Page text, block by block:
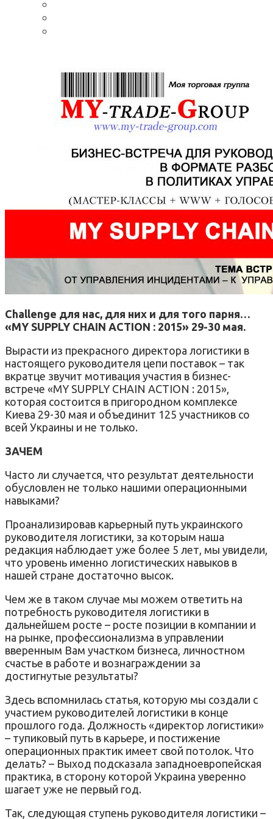
Challenge для нас, для них и для того парня…
«MY SUPPLY CHAIN ACTION : 2015» 29-30 мая.
Вырасти из прекрасного директора логистики в
настоящего руководителя цепи поставок – так
вкратце звучит мотивация участия в бизнес-
встрече «MY SUPPLY CHAIN ACTION : 2015»,
которая состоится в пригородном комплексе
Киева 29-30 мая и объединит 125 участников со
всей Украины и не только.
ЗАЧЕМ
Часто ли случается, что результат деятельности
обусловлен не только нашими операционными
навыками?
Проанализировав карьерный путь украинского
руководителя логистики, за которым наша
редакция наблюдает уже более 5 лет, мы увидели,
что уровень именно логистических навыков в
нашей стране достаточно высок.
Чем же в таком случае мы можем ответить на
потребность руководителя логистики в
дальнейшем росте – росте позиции в компании и
на рынке, профессионализма в управлении
вверенным Вам участком бизнеса, личностном
счастье в работе и вознаграждении за
достигнутые результаты?
Здесь вспомнилась статья, которую мы создали с
участием руководителей логистики в конце
прошлого года. Должность «директор логистики»
– тупиковый путь в карьере, и постижение
операционных практик имеет свой потолок. Что
делать? – Выход подсказала западноевропейская
практика, в сторону которой Украина уверенно
шагает уже не первый год.
Так, следующая ступень руководителя логистики –